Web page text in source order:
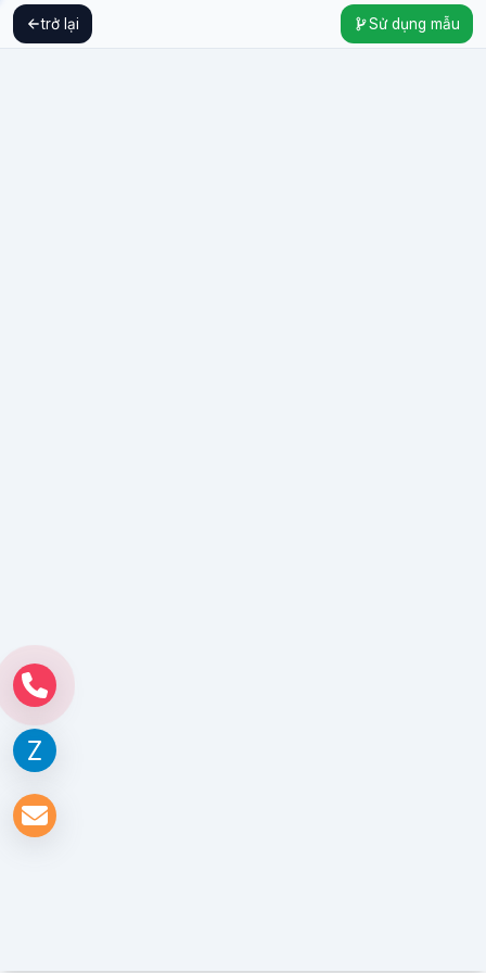
trở lại Sử dụng mẫu